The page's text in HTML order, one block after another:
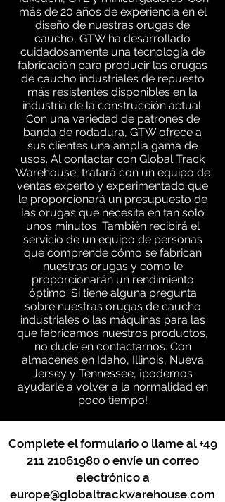
más de 20 años de experiencia en el
diseño de nuestras orugas de
caucho, GTW ha desarrollado
cuidadosamente una tecnología de
fabricación para producir las orugas
de caucho industriales de repuesto
más resistentes disponibles en la
industria de la construcción actual.
Con una variedad de patrones de
banda de rodadura, GTW ofrece a
sus clientes una amplia gama de
usos. Al contactar con Global Track
Warehouse, tratará con un equipo de
ventas experto y experimentado que
le proporcionará un presupuesto de
las orugas que necesita en tan solo
unos minutos. También recibirá el
servicio de un equipo de personas
que comprende cómo se fabrican
nuestras orugas y cómo le
proporcionarán un rendimiento
óptimo. Si tiene alguna pregunta
sobre nuestras orugas de caucho
industriales o las máquinas para las
que fabricamos nuestros productos,
no dude en contactarnos. Con
almacenes en Idaho, Illinois, Nueva
Jersey y Tennessee, ¡podemos
ayudarle a volver a la normalidad en
poco tiempo!
Complete el formulario o llame al+49
211 21061980o envíe un correo
electrónico a
europe@globaltrackwarehouse.com